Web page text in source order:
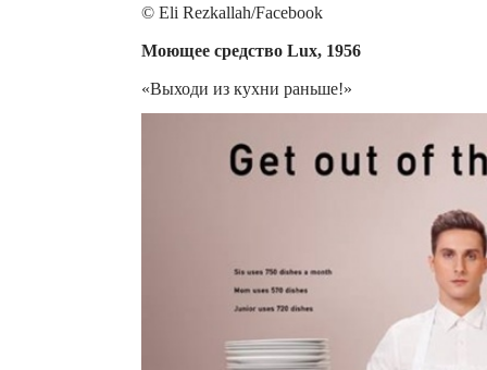
© Eli Rezkallah/Facebook
Моющее средство Lux, 1956
«Выходи из кухни раньше!»